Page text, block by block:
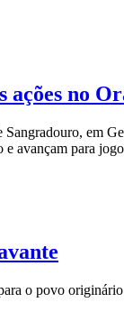
no
em
avançam para
o povo